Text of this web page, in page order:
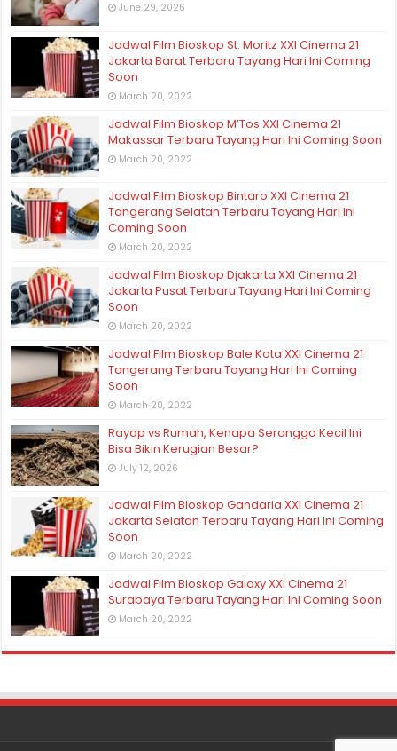
June 29, 2026
Jadwal Film Bioskop St. Moritz XXI Cinema 21
Jakarta Barat Terbaru Tayang Hari Ini Coming
Soon
March 20, 2022
Jadwal Film Bioskop M’Tos XXI Cinema 21
Makassar Terbaru Tayang Hari Ini Coming Soon
March 20, 2022
Jadwal Film Bioskop Bintaro XXI Cinema 21
Tangerang Selatan Terbaru Tayang Hari Ini
Coming Soon
March 20, 2022
Jadwal Film Bioskop Djakarta XXI Cinema 21
Jakarta Pusat Terbaru Tayang Hari Ini Coming
Soon
March 20, 2022
Jadwal Film Bioskop Bale Kota XXI Cinema 21
Tangerang Terbaru Tayang Hari Ini Coming
Soon
March 20, 2022
Rayap vs Rumah, Kenapa Serangga Kecil Ini
Bisa Bikin Kerugian Besar?
July 12, 2026
Jadwal Film Bioskop Gandaria XXI Cinema 21
Jakarta Selatan Terbaru Tayang Hari Ini Coming
Soon
March 20, 2022
Jadwal Film Bioskop Galaxy XXI Cinema 21
Surabaya Terbaru Tayang Hari Ini Coming Soon
March 20, 2022